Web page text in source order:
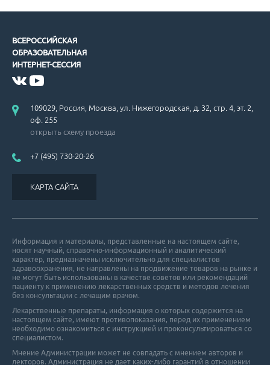
ВСЕРОССИЙСКАЯ
ОБРАЗОВАТЕЛЬНАЯ
ИНТЕРНЕТ-СЕССИЯ
109029, Россия, Москва, ул. Нижегородская, д. 32, стр. 4, эт. 2,
оф. 255
открыть схему проезда
+7 (495) 730-20-26
КАРТА САЙТА
Информация и материалы, представленные на настоящем сайте,
носят научный, справочно-информационный и аналитический
характер, предназначены исключительно для специалистов
здравоохранения, не направлены на продвижение товаров на рынке и
не могут быть использованы в качестве советов или рекомендаций
пациенту к применению лекарственных средств и методов лечения
без консультации с лечащим врачом.
Лекарственные препараты, информация о которых содержится на
настоящем сайте, имеют противопоказания, перед их применением
необходимо ознакомиться с инструкцией и проконсультироваться со
специалистом.
Мнение Администрации может не совпадать с мнением авторов и
лекторов. Администрация не дает каких-либо гарантий в отношении